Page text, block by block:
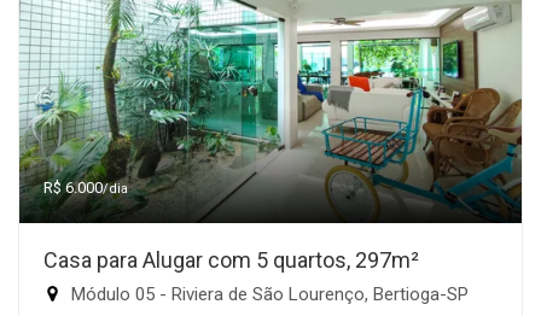
R$ 6.000/dia
Casa para Alugar com 5 quartos, 297m²
Módulo 05 - Riviera de São Lourenço, Bertioga-SP